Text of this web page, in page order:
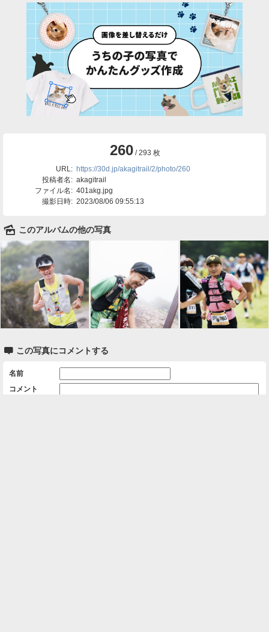
260/ 293 枚
URL: https://30d.jp/akagitrail/2/photo/260
投稿者名: akagitrail
ファイル名: 401akg.jpg
撮影日時: 2023/08/06 09:55:13
🌄 このアルバムの他の写真
 この写真にコメントする
名前
コメント